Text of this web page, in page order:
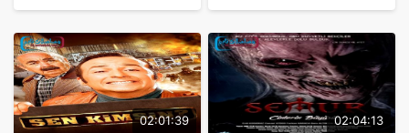
02:04:13
02:01:39